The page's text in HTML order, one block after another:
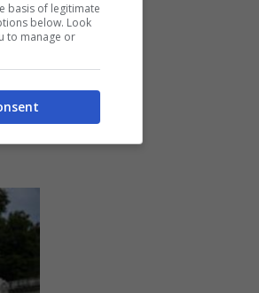
basis of legitimate
below. Look
to manage or